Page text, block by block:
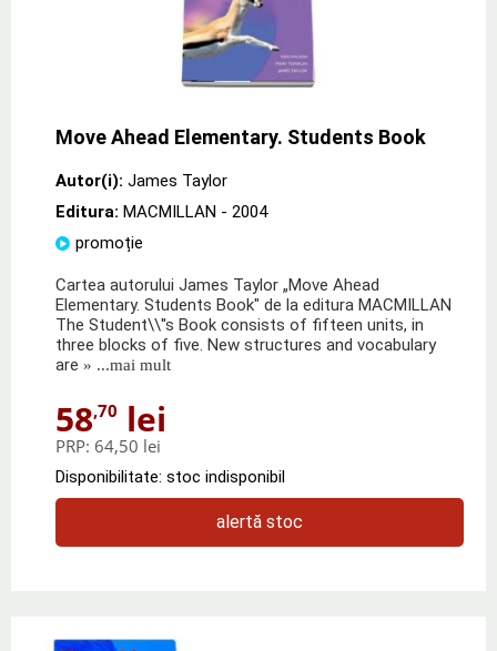
Move Ahead Elementary. Students Book
Autor(i): James Taylor
Editura: MACMILLAN - 2004
promoție
Cartea autorului James Taylor „Move Ahead
Elementary. Students Book" de la editura MACMILLAN
The Student\\''s Book consists of fifteen units, in
three blocks of five. New structures and vocabulary
are » ...mai mult
58,70 lei
PRP: 64,50 lei
Disponibilitate: stoc indisponibil
alertă stoc